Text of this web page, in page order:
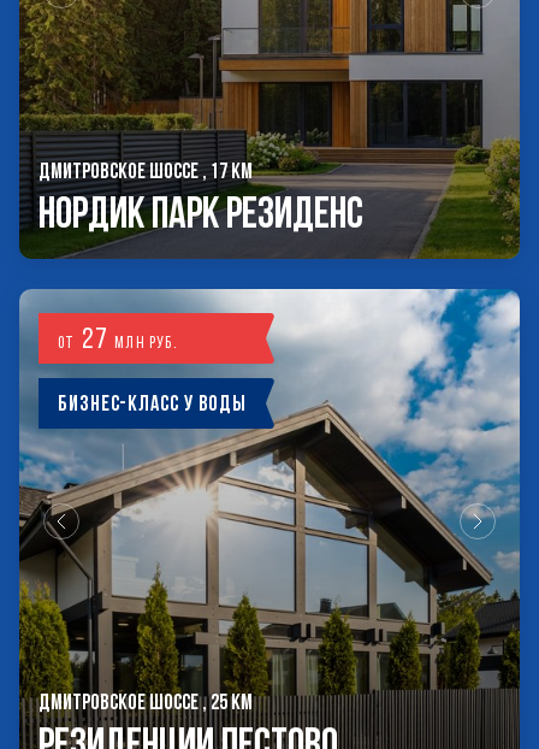
ДМИТРОВСКОЕ ШОССЕ , 17 КМ
Нордик Парк Резиденс
от 27млн руб.
Бизнес-класс у воды
ДМИТРОВСКОЕ ШОССЕ , 25 КМ